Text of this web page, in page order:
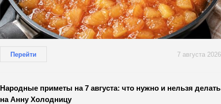
Перейти 7 августа 2026
Народные приметы на 7 августа: что нужно и нельзя делать
на Анну Холодницу